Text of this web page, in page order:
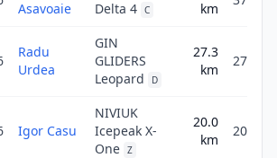
Asavoaie
Delta 4 C
km
Radu
Urdea
GIN
GLIDERS
Leopard
D
27.3
km
27.3
Igor Casu
NIVIUK
Icepeak X-
One Z
20.0
km
20.0